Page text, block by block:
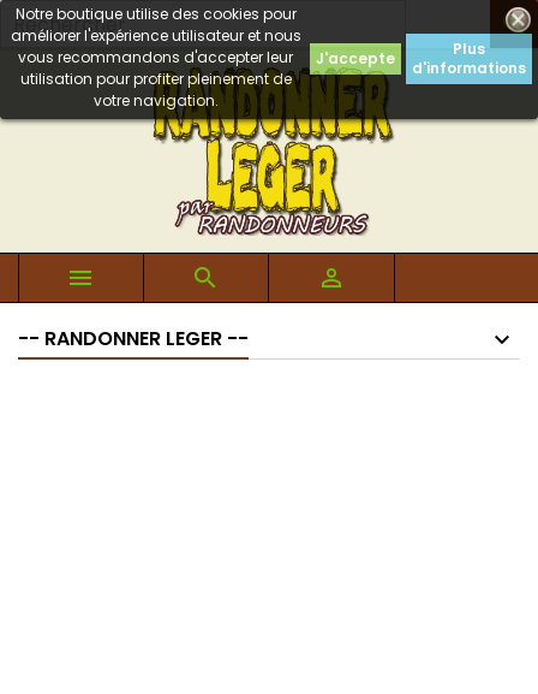

Notre boutique utilise des cookies pour
améliorer l'expérience utilisateur et nous
vous recommandons d'accepter leur
utilisation pour profiter pleinement de
votre navigation.
J'accepte
Plus
d'informations
  
-- RANDONNER LEGER --